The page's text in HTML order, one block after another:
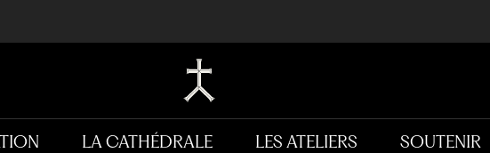
LA CATHÉDRALE LES ATELIERS SOUTENIR